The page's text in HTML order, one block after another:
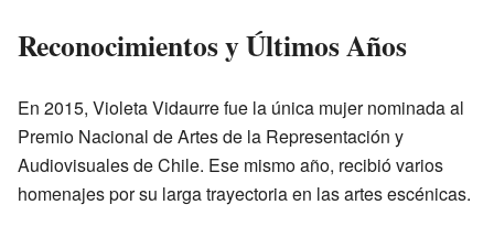
Reconocimientos y Últimos Años
En 2015, Violeta Vidaurre fue la única mujer nominada al
Premio Nacional de Artes de la Representación y
Audiovisuales de Chile. Ese mismo año, recibió varios
homenajes por su larga trayectoria en las artes escénicas.